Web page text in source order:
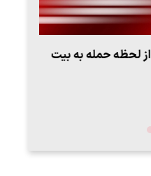
لحظه حمله به بیت